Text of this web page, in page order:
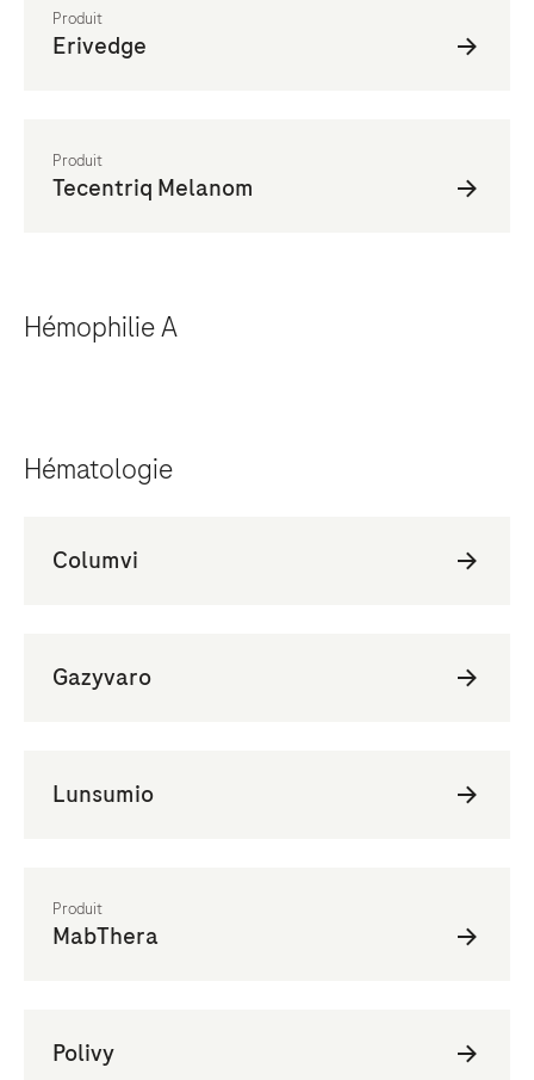
Hémophilie A
Hématologie